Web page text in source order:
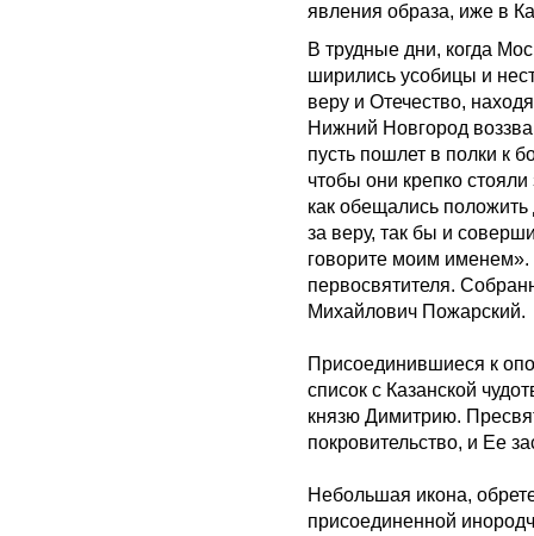
явления образа, иже в
В трудные дни, когда
ширились усобицы и
веру и Отечество,
Нижний Новгород
пусть пошлет в полки к
чтобы они крепко
как обещались
за веру, так бы и
говорите моим
первосвятителя.
Михайлович Пожарский.
Присоединившиеся к
список с Казанской
князю Димитрию.
покровительство, и Ее
Небольшая икона,
присоединенной